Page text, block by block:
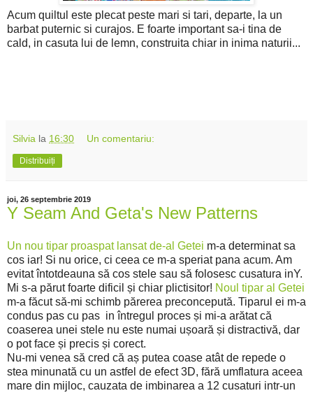
Acum quiltul este plecat peste mari si tari, departe, la un
barbat puternic si curajos. E foarte important sa-i tina de
cald, in casuta lui de lemn, construita chiar in inima naturii...
Silvia la 16:30 Un comentariu:
Distribuiți
joi, 26 septembrie 2019
Y Seam And Geta's New Patterns
Un nou tipar proaspat lansat de-al Getei m-a determinat sa
cos iar! Si nu orice, ci ceea ce m-a speriat pana acum. Am
evitat întotdeauna să cos stele sau să folosesc cusatura inY.
Mi s-a părut foarte dificil și chiar plictisitor! Noul tipar al Getei
m-a făcut să-mi schimb părerea preconcepută. Tiparul ei m-a
condus pas cu pas in întregul proces și mi-a arătat că
coaserea unei stele nu este numai ușoară și distractivă, dar
o pot face și precis și corect.
Nu-mi venea să cred că aș putea coase atât de repede o
stea minunată cu un astfel de efect 3D, fără umflatura aceea
mare din mijloc, cauzata de imbinarea a 12 cusaturi intr-un